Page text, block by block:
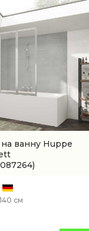
ванну Huppe
см